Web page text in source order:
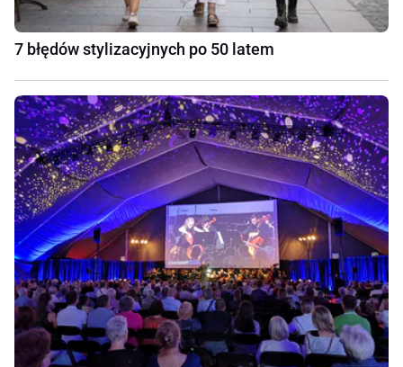
7 błędów stylizacyjnych po 50 latem